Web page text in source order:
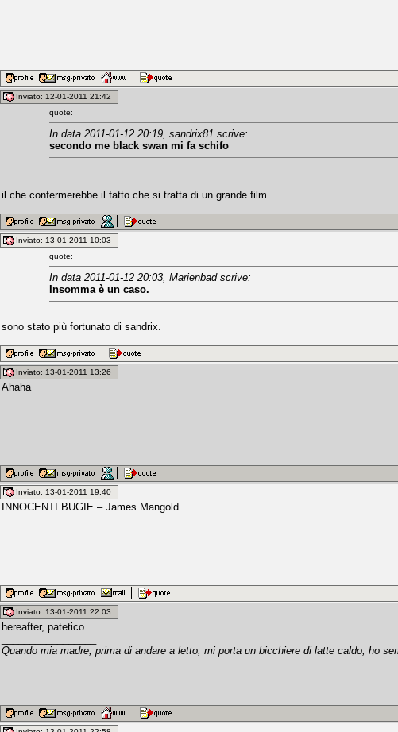
Inviato: 12-01-2011 21:42
quote:
In data 2011-01-12 20:19, sandrix81 scrive:
secondo me black swan mi fa schifo
il che confermerebbe il fatto che si tratta di un grande film
Inviato: 13-01-2011 10:03
quote:
In data 2011-01-12 20:03, Marienbad scrive:
Insomma è un caso.
sono stato più fortunato di sandrix.
Inviato: 13-01-2011 13:26
Ahaha
Inviato: 13-01-2011 19:40
INNOCENTI BUGIE – James Mangold
Inviato: 13-01-2011 22:03
hereafter, patetico
Quando mia madre, prima di andare a letto, mi porta un bicchiere di latte caldo, ho